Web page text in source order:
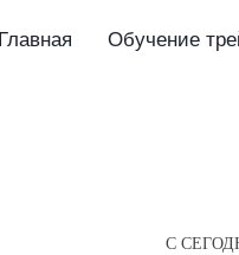
Главная Обучение
С